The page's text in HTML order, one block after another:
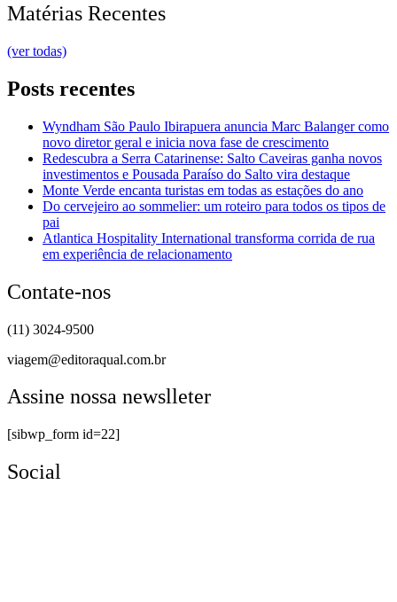
Matérias Recentes
(ver todas)
Posts recentes
Wyndham São Paulo Ibirapuera anuncia Marc Balanger como
novo diretor geral e inicia nova fase de crescimento
Redescubra a Serra Catarinense: Salto Caveiras ganha novos
investimentos e Pousada Paraíso do Salto vira destaque
Monte Verde encanta turistas em todas as estações do ano
Do cervejeiro ao sommelier: um roteiro para todos os tipos de
pai
Atlantica Hospitality International transforma corrida de rua
em experiência de relacionamento
Contate-nos
(11) 3024-9500
viagem@editoraqual.com.br
Assine nossa newslleter
[sibwp_form id=22]
Social